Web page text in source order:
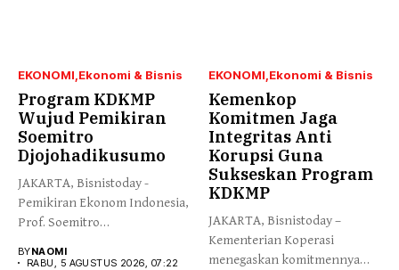
EKONOMI Ekonomi & Bisnis
Program KDKMP
Wujud Pemikiran
Soemitro
Djojohadikusumo
JAKARTA, Bisnistoday -
Pemikiran Ekonom Indonesia,
Prof. Soemitro
menegaskan kemerdekaan...
BYNAOMI
RABU, 5 AGUSTUS 2026, 07:22
EKONOMI Ekonomi & Bisnis
Kemenkop
Komitmen Jaga
Integritas Anti
Korupsi Guna
Sukseskan Program
KDKMP
JAKARTA, Bisnistoday –
Kementerian Koperasi
menegaskan komitmennya